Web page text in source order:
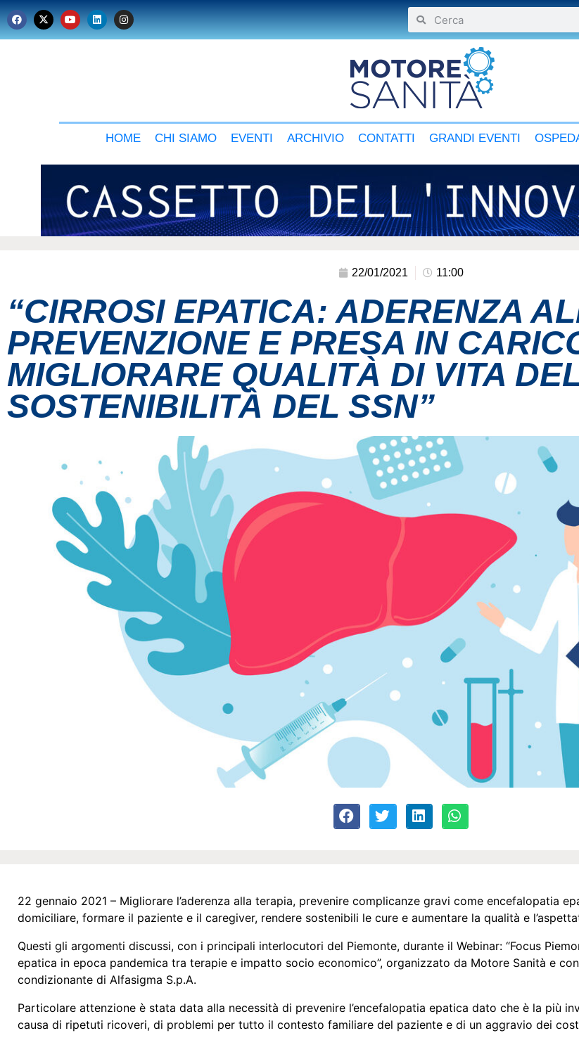
HOME CHI SIAMO EVENTI ARCHIVIO CONTATTI GRANDI EVENTI
22/01/2021 11:00
“CIRROSI EPATICA: ADERENZA
PREVENZIONE E PRESA IN
MIGLIORARE QUALITÀ DI VITA
SOSTENIBILITÀ DEL SSN”
22 gennaio 2021 – Migliorare l’aderenza alla terapia, prevenire complicanze gravi come encefalopatia
domiciliare, formare il paziente e il caregiver, rendere sostenibili le cure e aumentare la qualità e
Questi gli argomenti discussi, con i principali interlocutori del Piemonte, durante il Webinar: “Focus
epatica in epoca pandemica tra terapie e impatto socio economico”, organizzato da Motore Sanità e
condizionante di Alfasigma S.p.A.
Particolare attenzione è stata data alla necessità di prevenire l’encefalopatia epatica dato che è la più
causa di ripetuti ricoveri, di problemi per tutto il contesto familiare del paziente e di un aggravio dei